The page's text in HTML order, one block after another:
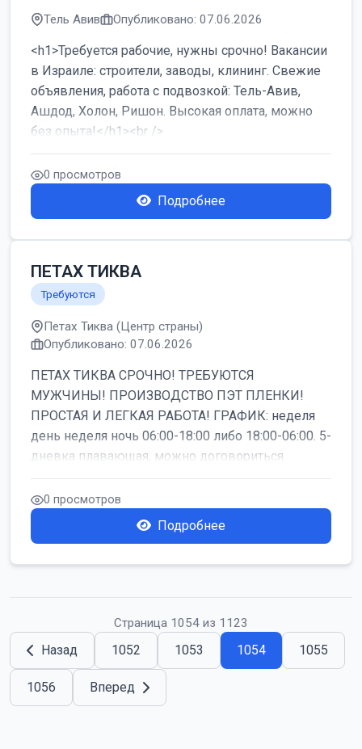
Тель Авив Опубликовано: 07.06.2026
<h1>Требуется рабочие, нужны срочно! Вакансии
в Израиле: строители, заводы, клининг. Свежие
объявления, работа с подвозкой: Тель-Авив,
Ашдод, Холон, Ришон. Высокая оплата, можно
без опыта!</h1><br />
...
0 просмотров
Подробнее
ПЕТАХ ТИКВА
Требуются
Петах Тиква (Центр страны)
Опубликовано: 07.06.2026
ПЕТАХ ТИКВА СРОЧНО! ТРЕБУЮТСЯ
МУЖЧИНЫ! ПРОИЗВОДСТВО ПЭТ ПЛЕНКИ!
ПРОСТАЯ И ЛЕГКАЯ РАБОТА! ГРАФИК: неделя
день неделя ночь 06:00-18:00 либо 18:00-06:00. 5-
дневка плавающая, можно договориться
работать б...
0 просмотров
Подробнее
Страница 1054 из 1123
Назад 1052 1053 1054 1055
1056 Вперед